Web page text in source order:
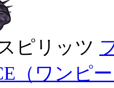
ピリッツ
（ワンピ